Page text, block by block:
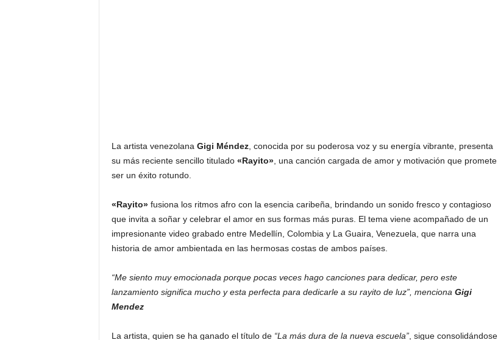
La artista venezolana Gigi Méndez, conocida por su poderosa voz y su energía vibrante, presenta
su más reciente sencillo titulado «Rayito», una canción cargada de amor y motivación que promete
ser un éxito rotundo.
«Rayito» fusiona los ritmos afro con la esencia caribeña, brindando un sonido fresco y contagioso
que invita a soñar y celebrar el amor en sus formas más puras. El tema viene acompañado de un
impresionante video grabado entre Medellín, Colombia y La Guaira, Venezuela, que narra una
historia de amor ambientada en las hermosas costas de ambos países.
“Me siento muy emocionada porque pocas veces hago canciones para dedicar, pero este
lanzamiento significa mucho y esta perfecta para dedicarle a su rayito de luz”, menciona Gigi
Mendez
La artista, quien se ha ganado el título de “La más dura de la nueva escuela”, sigue consolidándose